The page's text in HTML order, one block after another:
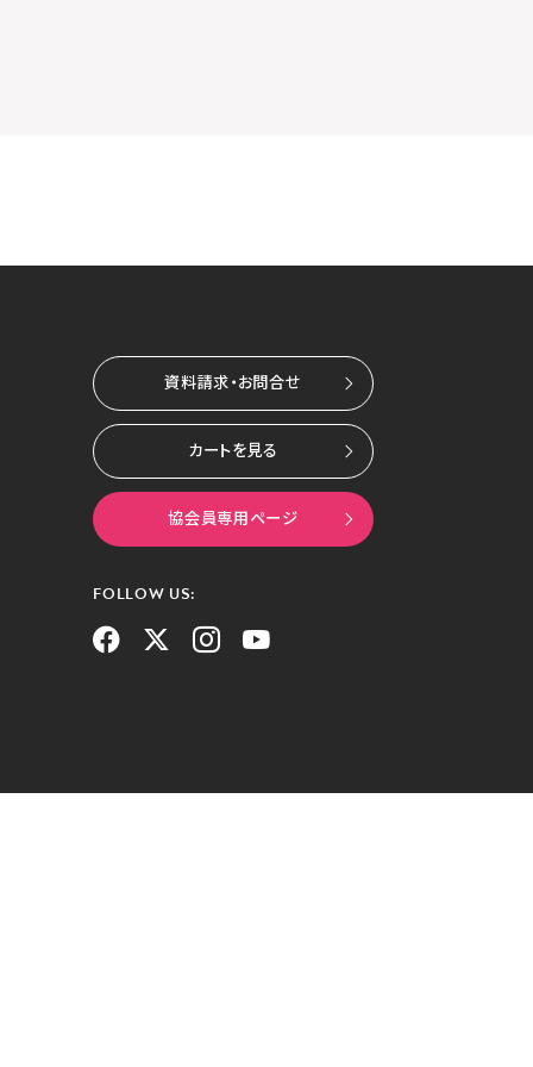
資料請求・お問合せ
カートを見る
協会員専用ページ
FOLLOW US: